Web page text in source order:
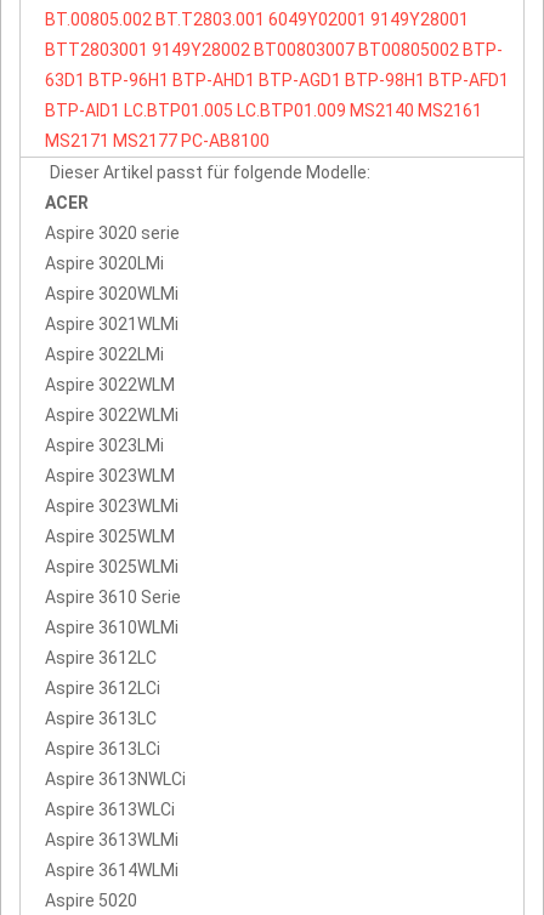
BT.00805.002 BT.T2803.001 6049Y02001 9149Y28001
BTT2803001 9149Y28002 BT00803007 BT00805002 BTP-
63D1 BTP-96H1 BTP-AHD1 BTP-AGD1 BTP-98H1 BTP-AFD1
BTP-AID1 LC.BTP01.005 LC.BTP01.009 MS2140 MS2161
MS2171 MS2177 PC-AB8100
Dieser Artikel passt für folgende Modelle:
ACER
Aspire 3020 serie
Aspire 3020LMi
Aspire 3020WLMi
Aspire 3021WLMi
Aspire 3022LMi
Aspire 3022WLM
Aspire 3022WLMi
Aspire 3023LMi
Aspire 3023WLM
Aspire 3023WLMi
Aspire 3025WLM
Aspire 3025WLMi
Aspire 3610 Serie
Aspire 3610WLMi
Aspire 3612LC
Aspire 3612LCi
Aspire 3613LC
Aspire 3613LCi
Aspire 3613NWLCi
Aspire 3613WLCi
Aspire 3613WLMi
Aspire 3614WLMi
Aspire 5020